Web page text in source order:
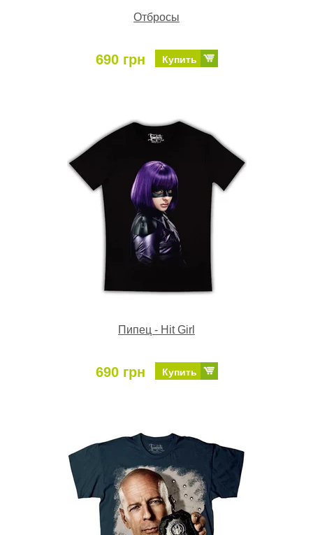
Отбросы
690 грн Купить
Пипец - Hit Girl
690 грн Купить